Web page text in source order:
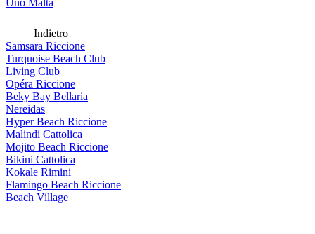
Uno Malta
Indietro
Samsara Riccione
Turquoise Beach Club
Living Club
Opéra Riccione
Beky Bay Bellaria
Nereidas
Hyper Beach Riccione
Malindi Cattolica
Mojito Beach Riccione
Bikini Cattolica
Kokale Rimini
Flamingo Beach Riccione
Beach Village